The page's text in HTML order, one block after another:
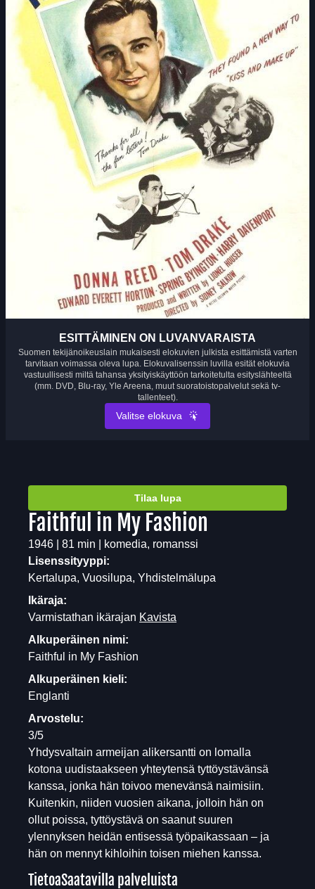
ESITTÄMINEN ON LUVANVARAISTA
Suomen tekijänoikeuslain mukaisesti elokuvien julkista esittämistä varten
tarvitaan voimassa oleva lupa. Elokuvalisenssin luvilla esität elokuvia
vastuullisesti miltä tahansa yksityiskäyttöön tarkoitetulta esityslähteeltä
(mm. DVD, Blu-ray, Yle Areena, muut suoratoistopalvelut sekä tv-
tallenteet).
Valitse elokuva
Tilaa lupa
Faithful in My Fashion
1946 | 81 min | komedia, romanssi
Lisenssityyppi:
Kertalupa, Vuosilupa, Yhdistelmälupa
Ikäraja:
Varmistathan ikärajan Kavista
Alkuperäinen nimi:
Faithful in My Fashion
Alkuperäinen kieli:
Englanti
Arvostelu:
3/5
Yhdysvaltain armeijan alikersantti on lomalla
kotona uudistaakseen yhteytensä tyttöystävänsä
kanssa, jonka hän toivoo menevänsä naimisiin.
Kuitenkin, niiden vuosien aikana, jolloin hän on
ollut poissa, tyttöystävä on saanut suuren
ylennyksen heidän entisessä työpaikassaan – ja
hän on mennyt kihloihin toisen miehen kanssa.
TietoaSaatavilla palveluista